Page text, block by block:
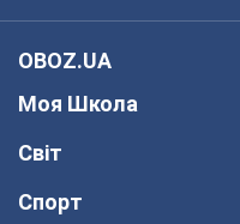
OBOZ.UA
Моя Школа
Світ
Спорт